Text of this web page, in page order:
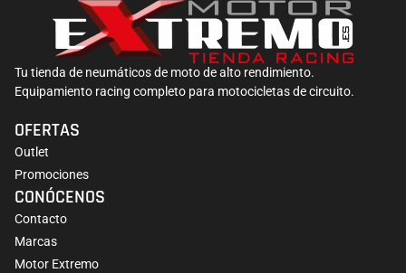
Tu tienda de neumáticos de moto de alto rendimiento.
Equipamiento racing completo para motocicletas de circuito.
OFERTAS
Outlet
Promociones
CONÓCENOS
Contacto
Marcas
Motor Extremo